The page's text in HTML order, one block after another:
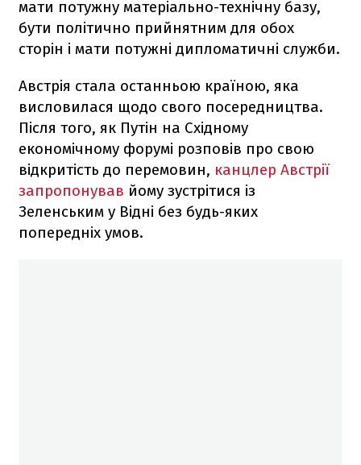
мати потужну матеріально-технічну базу,
бути політично прийнятним для обох
сторін і мати потужні дипломатичні служби.
Австрія стала останньою країною, яка
висловилася щодо свого посередництва.
Після того, як Путін на Східному
економічному форумі розповів про свою
відкритість до перемовин, канцлер Австрії
запропонував йому зустрітися із
Зеленським у Відні без будь-яких
попередніх умов.